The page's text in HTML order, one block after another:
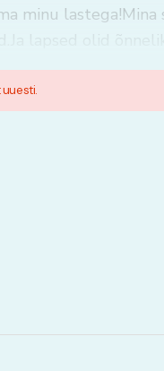
minu
uuesti.